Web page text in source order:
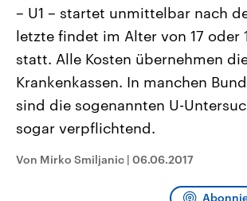
Landtagswahl Sachsen-Anhalt
2026
Alle Informationen
Sachsen-Anhalt wählt am 6.
September 2026 einen neuen
Bundesland von einer Koalition aus
Umfragen, Prognosen,
Wahlprogramme, aktuelle Berichte
und Hintergründe zu den Parteien
Wahl.
USA
mit
Sendungen Programm
– U1 – startet unmittelbar nach
letzte findet im Alter von 17 oder
statt. Alle Kosten übernehmen
Krankenkassen. In manchen
sind die sogenannten U-
sogar verpflichtend.
Von Mirko Smiljanic | 06.06.2017